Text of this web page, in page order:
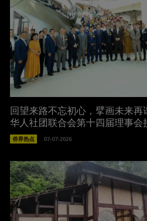
回望来路不忘初心，擘画未来
华人社团联合会第十四届理事会
侨界热点 07-07-2026